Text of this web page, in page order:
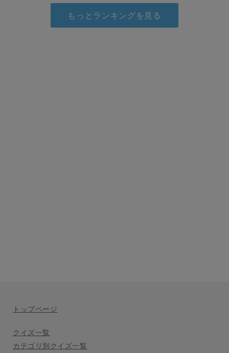
もっとランキングを見る
トップページ
クイズ一覧
カテゴリ別クイズ一覧